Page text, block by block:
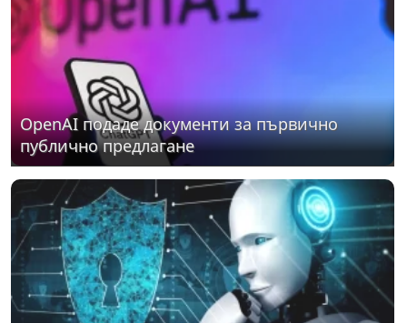
OpenAI подаде документи за първично
публично предлагане